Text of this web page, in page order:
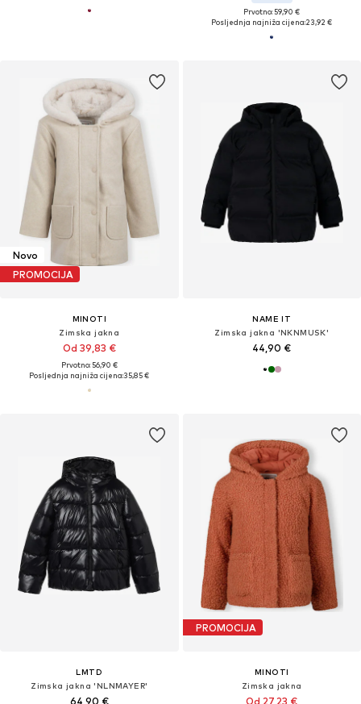
Prvotno: 59,90 €
Posljednja najniža cijena:23,92 €
Novo
PROMOCIJA
MINOTI
Zimska jakna
Od 39,83 €
Prvotno: 56,90 €
Posljednja najniža cijena:35,85 €
NAME IT
Zimska jakna 'NKNMUSK'
44,90 €
LMTD
Zimska jakna 'NLNMAYER'
64,90 €
PROMOCIJA
MINOTI
Zimska jakna
Od 27,23 €